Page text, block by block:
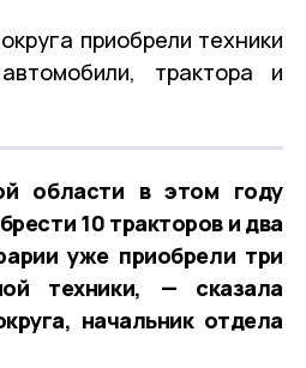
приобрели техники
трактора и
области в этом году
10 тракторов и два
уже приобрели три
техники, — сказала
начальник отдела